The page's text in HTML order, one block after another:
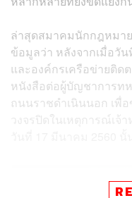
ล่าสุดสมาคมนักกฎหมา
ข้อมูลว่า หลังจากเมื่อวั
และองค์กรเครือข่ายติ
หนังสือต่อผู้บัญชาการท
ถนนราชดำเนินนอก เพื่
วงจรปิดในเหตุการณ์เจ้